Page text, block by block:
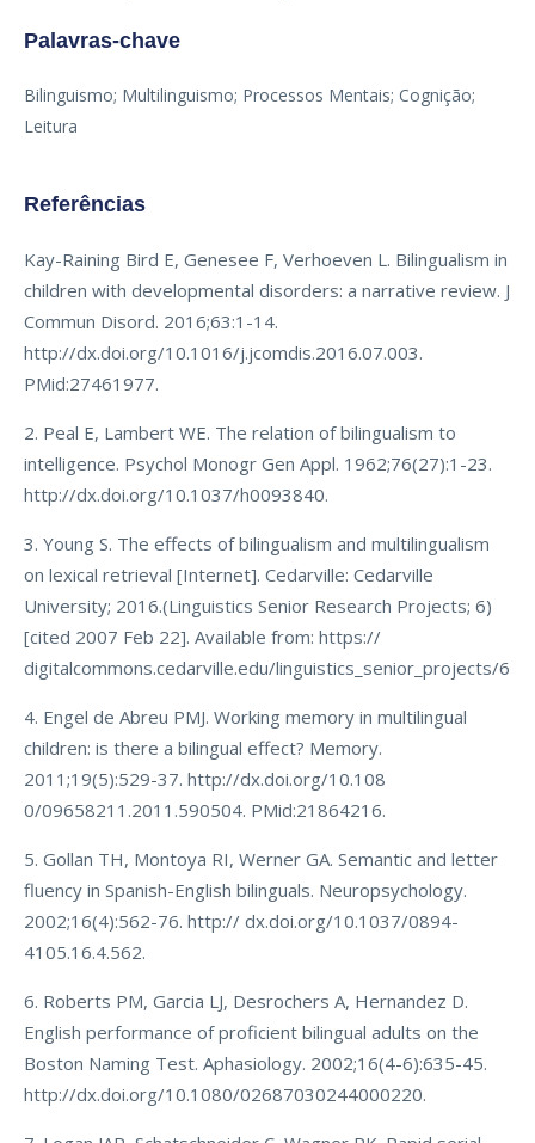
Palavras-chave
Bilinguismo; Multilinguismo; Processos Mentais; Cognição;
Leitura
Referências
Kay-Raining Bird E, Genesee F, Verhoeven L. Bilingualism in
children with developmental disorders: a narrative review. J
Commun Disord. 2016;63:1-14.
http://dx.doi.org/10.1016/j.jcomdis.2016.07.003.
PMid:27461977.
2. Peal E, Lambert WE. The relation of bilingualism to
intelligence. Psychol Monogr Gen Appl. 1962;76(27):1-23.
http://dx.doi.org/10.1037/h0093840.
3. Young S. The effects of bilingualism and multilingualism
on lexical retrieval [Internet]. Cedarville: Cedarville
University; 2016.(Linguistics Senior Research Projects; 6)
[cited 2007 Feb 22]. Available from: https://
digitalcommons.cedarville.edu/linguistics_senior_projects/6
4. Engel de Abreu PMJ. Working memory in multilingual
children: is there a bilingual effect? Memory.
2011;19(5):529-37. http://dx.doi.org/10.108
0/09658211.2011.590504. PMid:21864216.
5. Gollan TH, Montoya RI, Werner GA. Semantic and letter
fluency in Spanish-English bilinguals. Neuropsychology.
2002;16(4):562-76. http:// dx.doi.org/10.1037/0894-
4105.16.4.562.
6. Roberts PM, Garcia LJ, Desrochers A, Hernandez D.
English performance of proficient bilingual adults on the
Boston Naming Test. Aphasiology. 2002;16(4-6):635-45.
http://dx.doi.org/10.1080/02687030244000220.